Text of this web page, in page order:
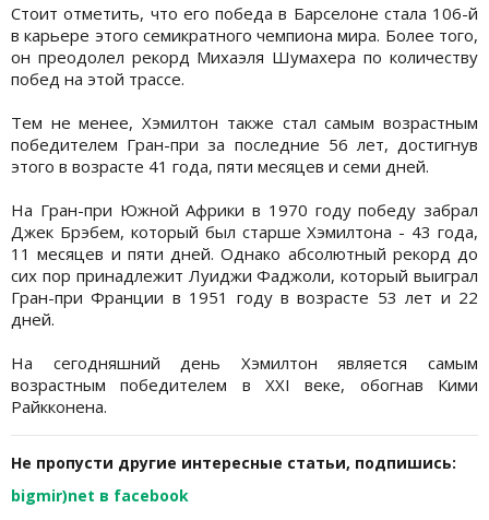
Стоит отметить, что его победа в Барселоне стала 106-й
в карьере этого семикратного чемпиона мира. Более того,
он преодолел рекорд Михаэля Шумахера по количеству
побед на этой трассе.
Тем не менее, Хэмилтон также стал самым возрастным
победителем Гран-при за последние 56 лет, достигнув
этого в возрасте 41 года, пяти месяцев и семи дней.
На Гран-при Южной Африки в 1970 году победу забрал
Джек Брэбем, который был старше Хэмилтона - 43 года,
11 месяцев и пяти дней. Однако абсолютный рекорд до
сих пор принадлежит Луиджи Фаджоли, который выиграл
Гран-при Франции в 1951 году в возрасте 53 лет и 22
дней.
На сегодняшний день Хэмилтон является самым
возрастным победителем в XXI веке, обогнав Кими
Райкконена.
Не пропусти другие интересные статьи, подпишись:
bigmir)net в facebook